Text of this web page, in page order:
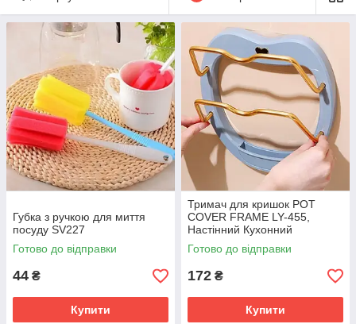
Губка з ручкою для миття
посуду SV227
Готово до відправки
44 ₴
Купити
Тримач для кришок POT
COVER FRAME LY-455,
Настінний Кухонний
Органайзер SV227
Готово до відправки
172 ₴
Купити